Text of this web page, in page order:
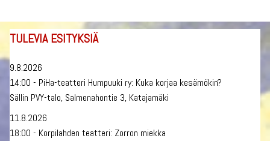
TULEVIA ESITYKSIÄ
9.8.2026
14:00 - PiHa-teatteri Humpuuki ry: Kuka korjaa kesämökin?
Sällin PVY-talo, Salmenahontie 3, Katajamäki
11.8.2026
18:00 - Korpilahden teatteri: Zorron miekka